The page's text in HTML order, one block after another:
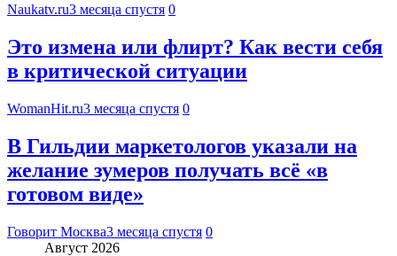
Naukatv.ru3 месяца спустя 0
Это измена или флирт? Как вести себя
в критической ситуации
WomanHit.ru3 месяца спустя 0
В Гильдии маркетологов указали на
желание зумеров получать всё «в
готовом виде»
Говорит Москва3 месяца спустя 0
Август 2026